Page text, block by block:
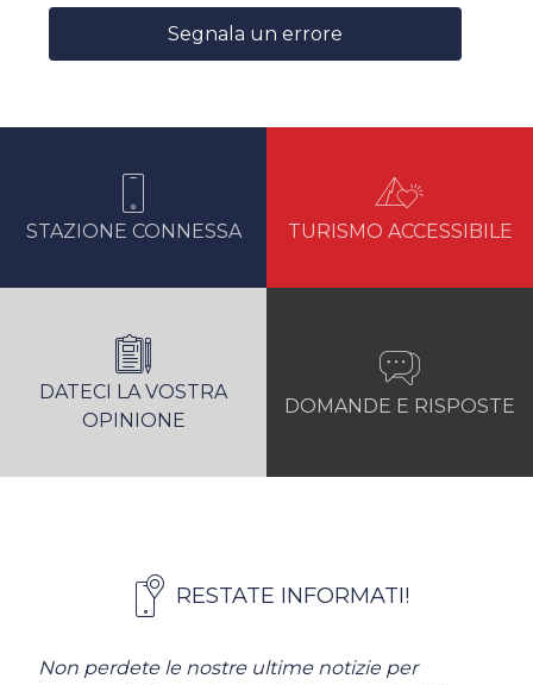
Segnala un errore
STAZIONE CONNESSA TURISMO ACCESSIBILE
DATECI LA VOSTRA
OPINIONE
DOMANDE E RISPOSTE
RESTATE INFORMATI!
Non perdete le nostre ultime notizie per